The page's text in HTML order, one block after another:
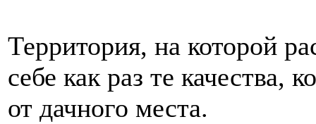
Территория, на которой
себе как раз те качества,
от дачного места.